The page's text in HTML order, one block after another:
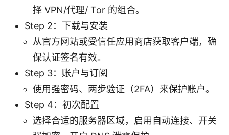
择 VPN/代理/ Tor 的组合。
Step 2：下载与安装
从官方网站或受信任应用商店获取客户端，确
保认证签名有效。
Step 3：账户与订阅
使用强密码、两步验证（2FA）来保护账户。
Step 4：初次配置
选择合适的服务器区域，启用自动连接、开关